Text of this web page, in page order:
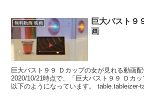
無料動画 映画
巨大バスト９
画
巨大バスト９９ Ｄカップの女が見れる動画
2020/10/21時点で、「巨大バスト９９ Ｄカ
以下のようになっています。 table.tableizer-